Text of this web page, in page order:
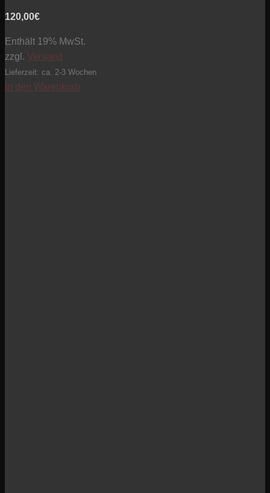
120,00€
Enthält 19% MwSt.
zzgl. Versand
Lieferzeit: ca. 2-3 Wochen
In den Warenkorb